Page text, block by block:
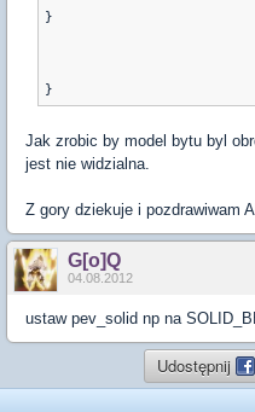
}
Jak zrobic by model bytu byl
jest nie widzialna.
Z gory dziekuje i pozdrawiwam
G[o]Q
04.08.2012
ustaw pev_solid np na
Udostępnij